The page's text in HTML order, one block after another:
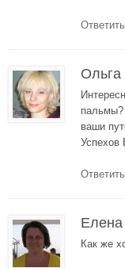
Ответить
Ольга
пальмы?
ваши
Успехов
Ответить
Елена
Как же